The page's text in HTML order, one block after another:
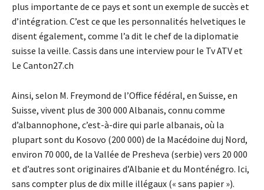
plus importante de ce pays et sont un exemple de succès et
d’intégration. C’est ce que les personnalités helvetiques le
disent également, comme l’a dit le chef de la diplomatie
suisse la veille. Cassis dans une interview pour le Tv ATV et
Le Canton27.ch
Ainsi, selon M. Freymond de l’Office fédéral, en Suisse, en
Suisse, vivent plus de 300 000 Albanais, connu comme
d’albannophone, c’est-à-dire qui parle albanais, où la
plupart sont du Kosovo (200 000) de la Macédoine duj Nord,
environ 70 000, de la Vallée de Presheva (serbie) vers 20 000
et d’autres sont originaires d’Albanie et du Monténégro. Ici,
sans compter plus de dix mille illégaux (« sans papier »).